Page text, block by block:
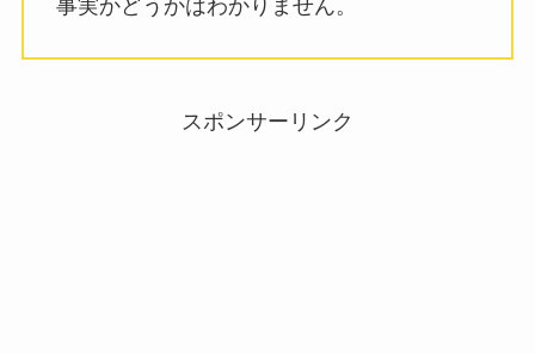
事実かどうかはわかりません。
スポンサーリンク